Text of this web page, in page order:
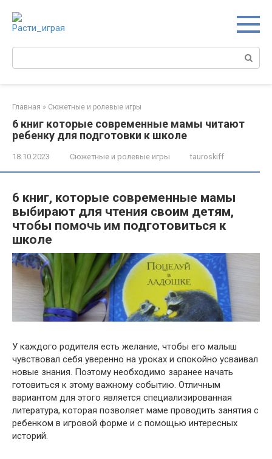
контенту
Поиск:
Главная » Сюжетные и ролевые игры
6 книг которые современные мамы читают
ребенку для подготовки к школе
18.10.2023 Сюжетные и ролевые игры tauroskiff
6 книг, которые современные мамы
выбирают для чтения своим детям,
чтобы помочь им подготовиться к
школе
У каждого родителя есть желание, чтобы его малыш
чувствовал себя уверенно на уроках и спокойно усваивал
новые знания. Поэтому необходимо заранее начать
готовиться к этому важному событию. Отличным
вариантом для этого является специализированная
литература, которая позволяет маме проводить занятия с
ребенком в игровой форме и с помощью интересных
историй.